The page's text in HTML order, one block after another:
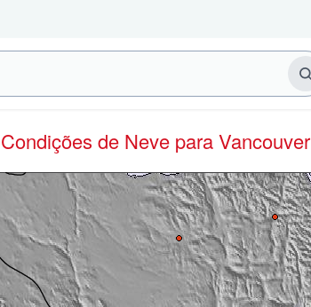
Condições de Neve para Vancouver